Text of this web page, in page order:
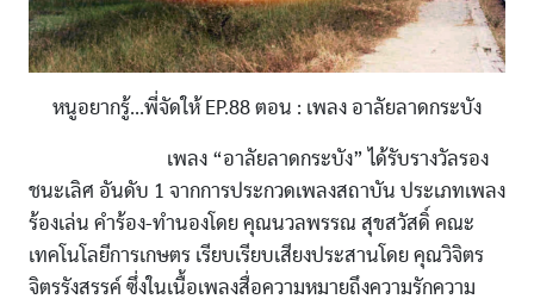
หนูอยากรู้...พี่จัดให้ EP.88 ตอน : เพลง อาลัยลาดกระบัง
เพลง “อาลัยลาดกระบัง” ได้รับรางวัลรอง
ชนะเลิศ อันดับ 1 จากการประกวดเพลงสถาบัน ประเภทเพลง
ร้องเล่น คำร้อง-ทำนองโดย คุณนวลพรรณ สุขสวัสดิ์ คณะ
เทคโนโลยีการเกษตร เรียบเรียบเสียงประสานโดย คุณวิจิตร
จิตรรังสรรค์ ซึ่งในเนื้อเพลงสื่อความหมายถึงความรักความ